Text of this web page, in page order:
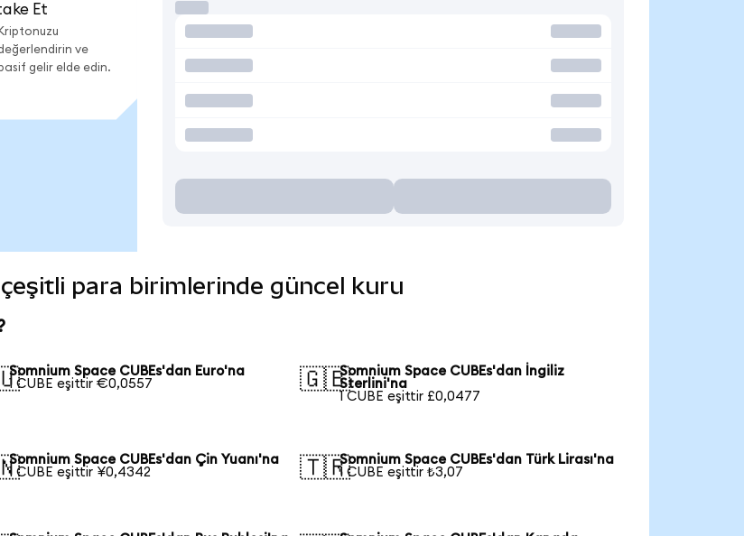
Et
Kriptonuzu
ve
gelir elde edin.
para birimlerinde güncel kuru
Somnium Space CUBEs'dan Euro'na
1 CUBE eşittir €0,0557
🇬🇧Somnium Space CUBEs'dan İngiliz
Sterlini'na
1 CUBE eşittir £0,0477
Somnium Space CUBEs'dan Çin Yuanı'na
1 CUBE eşittir ¥0,4342
🇹🇷Somnium Space CUBEs'dan Türk Lirası'na
1 CUBE eşittir ₺3,07